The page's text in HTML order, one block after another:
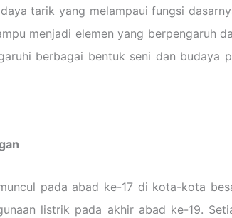
tarik yang melampaui fungsi
menjadi elemen yang berpengaruh
berbagai bentuk seni dan
pada abad ke-17 di kota-kota
listrik pada akhir abad ke-19.